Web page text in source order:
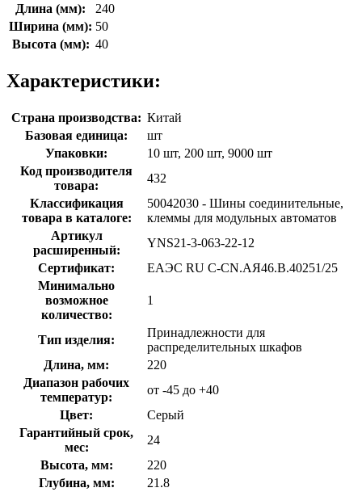
Длина (мм):
240
Ширина (мм): 50
Высота (мм): 40
Характеристики:
Страна производства: Китай
Базовая единица:
шт
Упаковки:
10 шт, 200 шт, 9000 шт
Код производителя
товара:
432
Классификация
товара в каталоге:
50042030 - Шины соединительные,
клеммы для модульных автоматов
Артикул
расширенный:
YNS21-3-063-22-12
Сертификат:
ЕАЭС RU С-CN.АЯ46.В.40251/25
Минимально
возможное
количество:
1
Тип изделия:
Принадлежности для
распределительных шкафов
Длина, мм:
220
Диапазон рабочих
температур:
от -45 до +40
Цвет:
Серый
Гарантийный срок,
мес:
24
Высота, мм:
220
Глубина, мм:
21.8